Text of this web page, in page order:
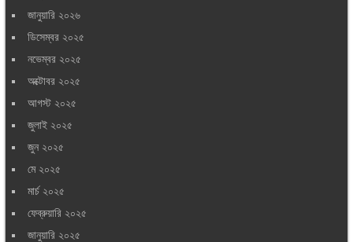
জানুয়ারি ২০২৬
ডিসেম্বর ২০২৫
নভেম্বর ২০২৫
অক্টোবর ২০২৫
আগস্ট ২০২৫
জুলাই ২০২৫
জুন ২০২৫
মে ২০২৫
মার্চ ২০২৫
ফেব্রুয়ারি ২০২৫
জানুয়ারি ২০২৫